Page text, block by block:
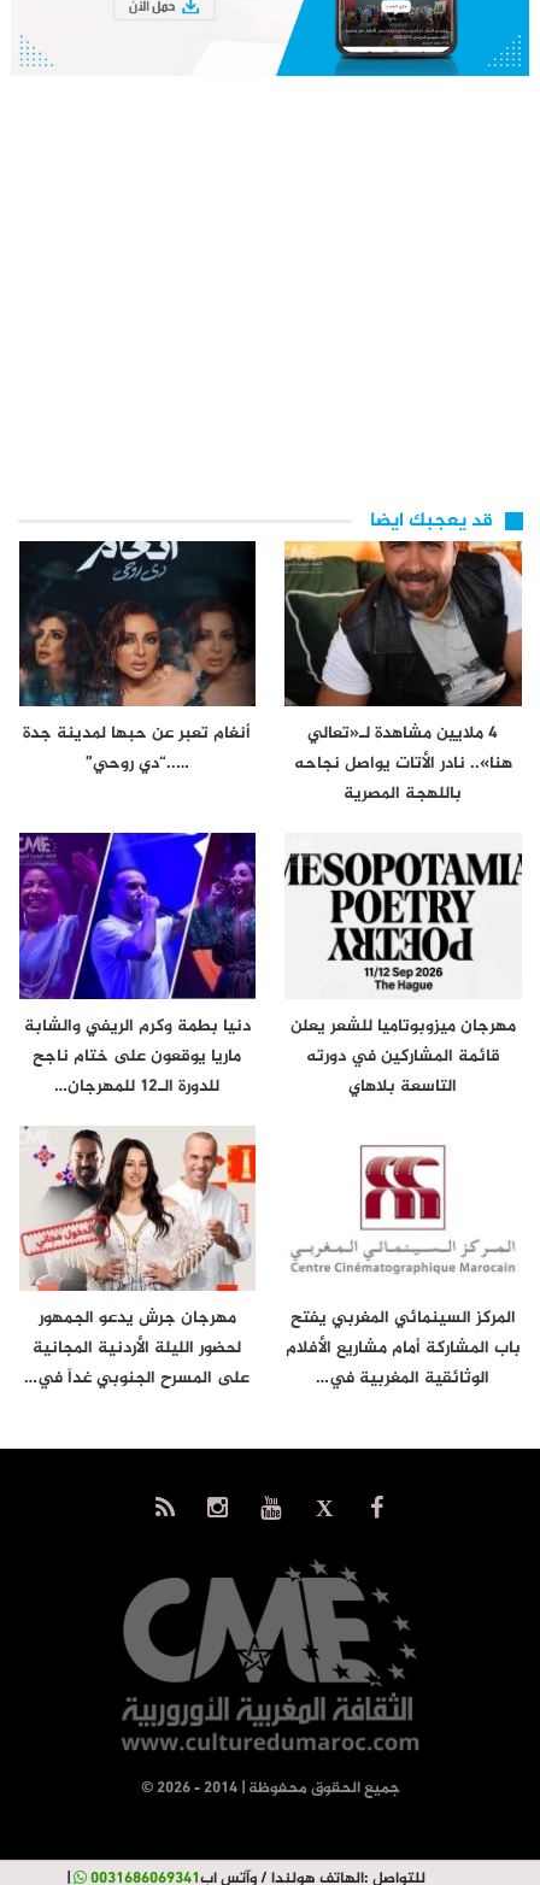
قد يعجبك ايضا
4 ملايين مشاهدة لـ«تعالي
هنا».. نادر الأتات يواصل نجاحه
باللهجة المصرية
أنغام تعبر عن حبها لمدينة جدة
…..“دي روحي”
مهرجان ميزوبوتاميا للشعر يعلن
قائمة المشاركين في دورته
التاسعة بلاهاي
دنيا بطمة وكرم الريفي والشابة
ماريا يوقعون على ختام ناجح
للدورة الـ12 للمهرجان…
المركز السينمائي المغربي يفتح
باب المشاركة أمام مشاريع الأفلام
الوثائقية المغربية في…
مهرجان جرش يدعو الجمهور
لحضور الليلة الأردنية المجانية
على المسرح الجنوبي غداً في…
© جميع الحقوق محفوظة | 2014 - 2026
للتواصل :الهاتف هولندا / وآتس اب0031686069341
|